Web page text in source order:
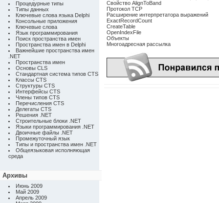
Процедурные типы
Типы данных
Ключевые слова языка Delphi
Консольные приложения
Ключевые слова
Язык программирования
Поиск пространства имен
Пространства имен в Delphi
Важнейшие пространства имен
.NET
Пространства имен
Основы CLS
Стандартная система типов CTS
Классы CTS
Структуры CTS
Интерфейсы CTS
Члены типов CTS
Перечисления CTS
Делегаты CTS
Решения .NET
Строительные блоки .NET
Языки программирования .NET
Двоичные файлы .NET
Промежуточный язык
Типы и пространства имен .NET
Общеязыковая исполняющая
среда
Архивы
Июнь 2009
Май 2009
Апрель 2009
Свойство AlignToBand
Протокол TCP
Расширение интерпретатора выражений
ExactRecordCount
CreateTable
OpenIndexFile
Объекты
Многоадресная рассылка